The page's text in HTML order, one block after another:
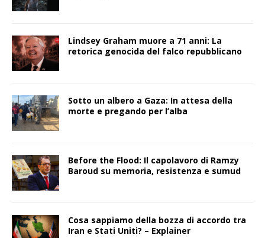
Lindsey Graham muore a 71 anni: La
retorica genocida del falco repubblicano
Sotto un albero a Gaza: In attesa della
morte e pregando per l’alba
Before the Flood: Il capolavoro di Ramzy
Baroud su memoria, resistenza e sumud
Cosa sappiamo della bozza di accordo tra
Iran e Stati Uniti? – Explainer